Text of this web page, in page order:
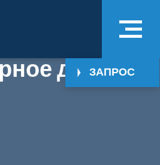
ЗАПРОС
дело